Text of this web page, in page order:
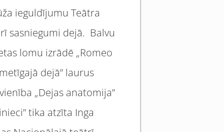
ieguldījumu Teātra
sasniegumi dejā. Balvu
lomu izrādē „Romeo
dejā” laurus
„Dejas anatomija”
tika atzīta Inga